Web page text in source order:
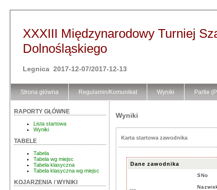
XXXIII Międzynarodowy Turniej
Dolnośląskiego
Legnica 2017-12-07/2017-12-13
Strona główna Regulamin/Komunikat Wyniki Partie
RAPORTY GŁÓWNE
Lista startowa
Wyniki
TABELE
Tabela
Tabela wg miejsc
Tabela klasyczna
Tabela klasyczna wg miejsc
KOJARZENIA / WYNIKI
Wyniki
Karta startowa zawodnika
Dane zawodnika
SNo